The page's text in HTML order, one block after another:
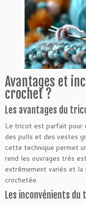
Avantages et
crochet ?
Les avantages du
Le tricot est parfait pour
des pulls et des vestes
cette technique permet
rend les ouvrages très
extrêmement variés et
crochetée.
Les inconvénients